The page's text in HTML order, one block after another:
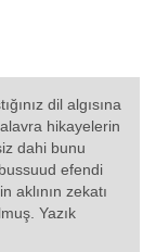
dil algısına
hikayelerin
dahi bunu
efendi
aklının zekatı
Yazık